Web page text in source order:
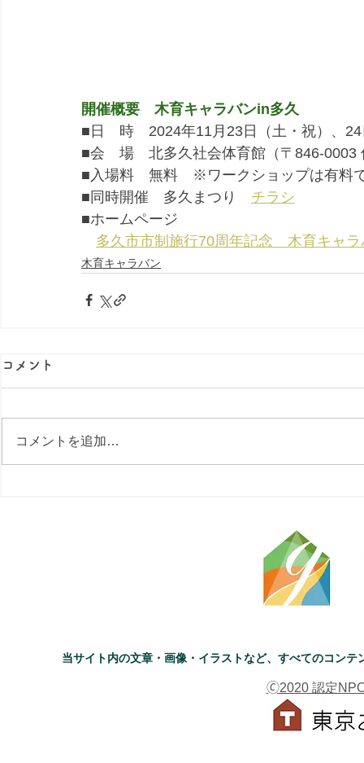
開催概要　木育キャラバンin多久
■日　時　2024年11月23日（土・祝）、
■会　場　北多久社会体育館（〒846-
■入場料　無料　※ワークショップは有料
■同時開催　多久まつり チラシ
■ホームページ
多久市市制施行70周年記念　木育キャ
木育キャラバン
コメント
コメントを追加…
当サイト内の文章・画像・イラストなど、すべてのコン
🄫2020 認定